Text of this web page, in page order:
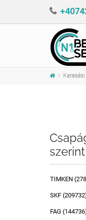
szerint
TIMKEN
SKF
FAG